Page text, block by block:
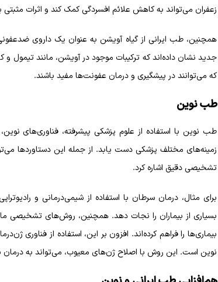
زعفران می‌تواند به کاهش علائم افسردگی کمک کند و اثرات
همچنین، طب ایرانی از گیاه آویشن به عنوان یک داروی
جدید نشان داده‌اند که ترکیبات موجود در آویشن، مانند تیمول
که می‌توانند در پیشگیری و درمان عفونت‌ها مفید باشند.
طب نوین
طب نوین با استفاده از علوم پزشکی پیشرفته، فناوری‌های
زمینه‌های مختلف پزشکی دست یابد. از جمله این دستاوردها
تشخیصی دقیق اشاره کرد.
برای مثال، درمان سرطان با استفاده از شیمی‌درمانی و
بسیاری از بیماران را نجات دهد. همچنین، روش‌های تشخیصی
بیماری‌ها را فراهم کرده‌اند. افزون بر این، استفاده از فناوری
نوین است. این روش با اصلاح ژن‌های معیوب، می‌تواند به درمان